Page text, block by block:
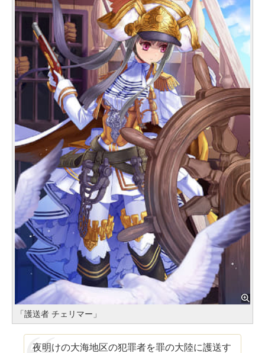
「護送者 チェリマー」
夜明けの大海地区の犯罪者を罪の大陸に護送す